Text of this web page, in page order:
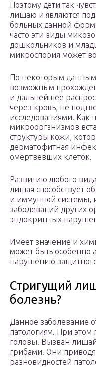
Поэтому дети так
лишаю и являются
больных данной
часто эти виды
дошкольников и
микроспория может
По некоторым
возможным
и дальнейшее
через кровь, не
исследованиями. Как
микроорганизмов
структуры кожи,
дерматофитная
омертвевших клеток.
Развитию любого
лишая способствует
и иммунной системы,
заболеваний других
эндокринных
Имеет значение и
может быть особенно
нарушению
Стригущий
болезнь?
Данное заболевание
патологиям. При этом
головы. Вызван
грибами. Они
разновидностей